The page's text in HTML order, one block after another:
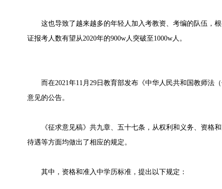
这也导致了越来越多的年轻人加入考教资、考编的队伍，根
证报考人数有望从2020年的900w人突破至1000w人。
而在2021年11月29日教育部发布《中华人民共和国教师法
意见的公告。
《征求意见稿》共九章、五十七条，从权利和义务、资格和
待遇等方面均做出了相应的规定。
其中，资格和准入中学历标准，提出以下规定：